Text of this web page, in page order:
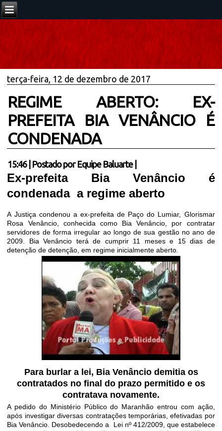
terça-feira, 12 de dezembro de 2017
REGIME ABERTO: EX-
PREFEITA BIA VENÂNCIO É
CONDENADA
15:46| Postado por Equipe Baluarte
Ex-prefeita Bia Venâncio é
condenada a regime aberto
A Justiça condenou a ex-prefeita de Paço do Lumiar, Glorismar
Rosa Venâncio, conhecida como Bia Venâncio, por contratar
servidores de forma irregular ao longo de sua gestão no ano de
2009. Bia Venâncio terá de cumprir 11 meses e 15 dias de
detenção de detenção, em regime inicialmente aberto.
Para burlar a lei, Bia Venâncio demitia os
contratados no final do prazo permitido e os
contratava novamente.
A pedido do Ministério Público do Maranhão entrou com ação,
após investigar diversas contratações temporárias, efetivadas por
Bia Venâncio. Desobedecendo a Lei nº 412/2009, que estabelece